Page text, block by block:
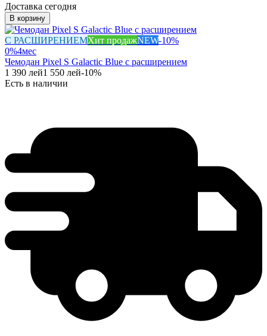
Доставка сегодня
В корзину
С РАСШИРЕНИЕМХит продажNEW-10%
0%4мес
Чемодан Pixel S Galactic Blue с расширением
1 390 лей1 550 лей-10%
Есть в наличии